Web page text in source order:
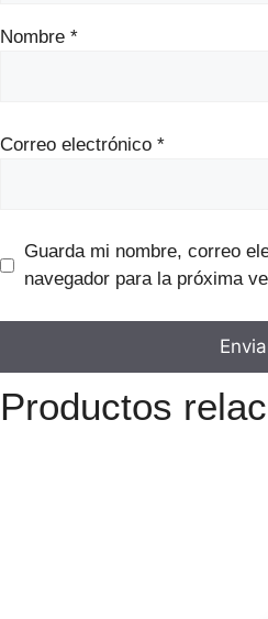
Nombre *
Correo electrónico *
Guarda mi nombre, correo
navegador para la próxima
Productos